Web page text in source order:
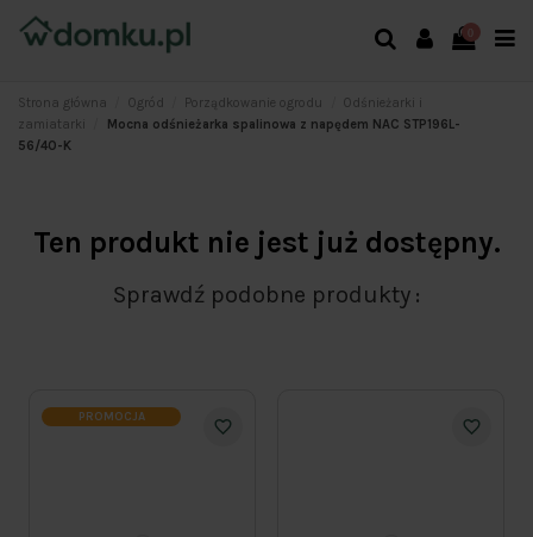
Strona główna Ogród Porządkowanie ogrodu
Odśnieżarki i
zamiatarki
Mocna odśnieżarka spalinowa z napędem NAC STP196L-
56/40-K
Ten produkt nie jest już dostępny.
Sprawdź podobne produkty
PROMOCJA